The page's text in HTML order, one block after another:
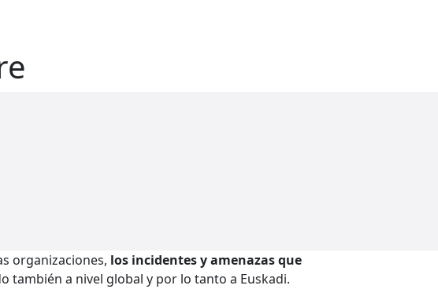
organizaciones, los incidentes y amenazas que
también a nivel global y por lo tanto a Euskadi.